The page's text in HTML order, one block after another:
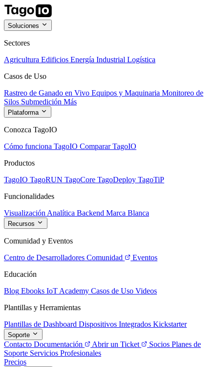
Soluciones
Sectores
Agricultura Edificios Energía Industrial Logística
Casos de Uso
Rastreo de Ganado en Vivo Equipos y Maquinaria Monitoreo de
Silos Submedición Más
Plataforma
Conozca TagoIO
Cómo funciona TagoIO Comparar TagoIO
Productos
TagoIO TagoRUN TagoCore TagoDeploy TagoTiP
Funcionalidades
Visualización Analítica Backend Marca Blanca
Recursos
Comunidad y Eventos
Centro de Desarrolladores Comunidad
Eventos
Educación
Blog Ebooks IoT Academy Casos de Uso Videos
Plantillas y Herramientas
Plantillas de Dashboard Dispositivos Integrados Kickstarter
Soporte
Contacto Documentación Abrir un Ticket Socios Planes de
Soporte Servicios Profesionales
Precios